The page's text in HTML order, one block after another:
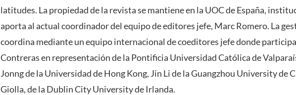
latitudes. La propiedad de la revista se mantiene en la UOC de España,
aporta al actual coordinador del equipo de editores jefe, Marc Romero. La
coordina mediante un equipo internacional de coeditores jefe donde
Contreras en representación de la Pontificia Universidad Católica de
Jonng de la Universidad de Hong Kong, Jin Li de la Guangzhou University de
Giolla, de la Dublin City University de Irlanda.